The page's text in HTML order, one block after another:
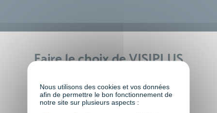
Faire le choix de VISIPLUS
Nous utilisons des cookies et vos données
afin de permettre le bon fonctionnement de
notre site sur plusieurs aspects :